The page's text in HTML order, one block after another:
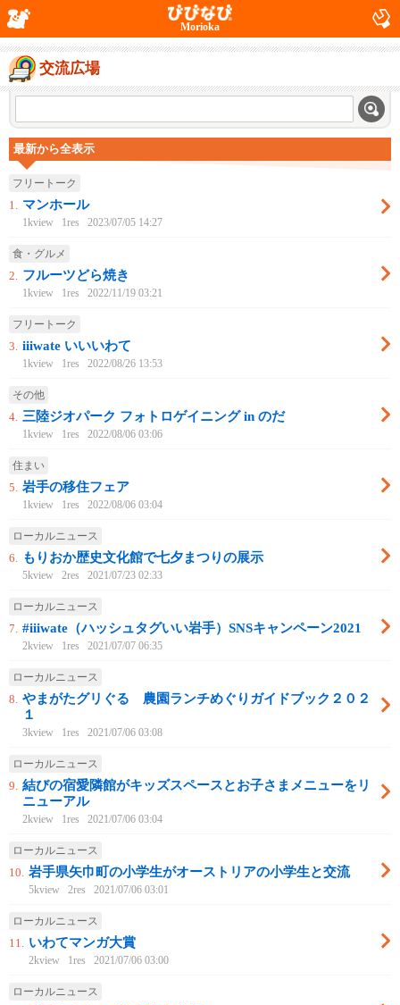
Morioka
交流広場
最新から全表示
フリートーク
1. マンホール
1kview 1res 2023/07/05 14:27
食・グルメ
2. フルーツどら焼き
1kview 1res 2022/11/19 03:21
フリートーク
3. iiiwate いいいわて
1kview 1res 2022/08/26 13:53
その他
4. 三陸ジオパーク フォトロゲイニング in のだ
1kview 1res 2022/08/06 03:06
住まい
5. 岩手の移住フェア
1kview 1res 2022/08/06 03:04
ローカルニュース
6. もりおか歴史文化館で七夕まつりの展示
5kview 2res 2021/07/23 02:33
ローカルニュース
7. #iiiwate（ハッシュタグいい岩手）SNSキャンペーン2021
2kview 1res 2021/07/07 06:35
ローカルニュース
8. やまがたグリぐる 農園ランチめぐりガイドブック２０２
１
3kview 1res 2021/07/06 03:08
ローカルニュース
9. 結びの宿愛隣館がキッズスペースとお子さまメニューをリ
ニューアル
2kview 1res 2021/07/06 03:04
ローカルニュース
10. 岩手県矢巾町の小学生がオーストリアの小学生と交流
5kview 2res 2021/07/06 03:01
ローカルニュース
11. いわてマンガ大賞
2kview 1res 2021/07/06 03:00
ローカルニュース